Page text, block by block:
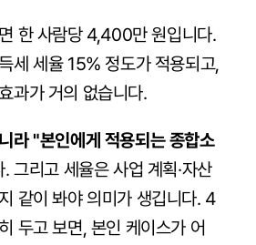
한 사람당 4,400만 원입니다.
세 세율 15% 정도가 적용되고,
과가 거의 없습니다.
라 "본인에게 적용되는 종합소
. 그리고 세율은 사업 계획·자산
같이 봐야 의미가 생깁니다. 4
두고 보면, 본인 케이스가 어